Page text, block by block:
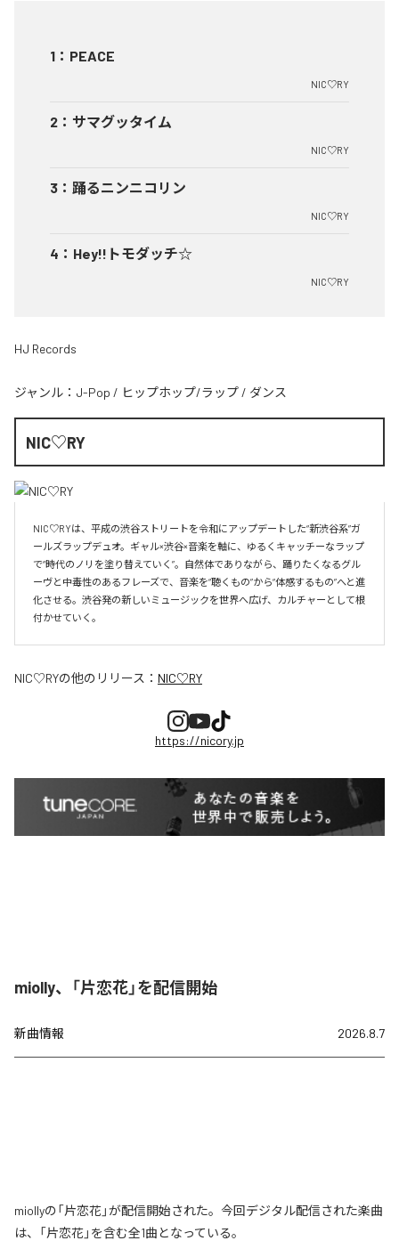
1 ： PEACE
NIC♡RY
2 ： サマグッタイム
NIC♡RY
3 ： 踊るニンニコリン
NIC♡RY
4 ： Hey!!トモダッチ☆
NIC♡RY
HJ Records
ジャンル： J-Pop / ヒップホップ/ラップ / ダンス
NIC♡RY
NIC♡RYは、平成の渋谷ストリートを令和にアップデートした“新渋谷系”ガ
ールズラップデュオ。ギャル×渋谷×音楽を軸に、ゆるくキャッチーなラップ
で“時代のノリを塗り替えていく”。自然体でありながら、踊りたくなるグル
ーヴと中毒性のあるフレーズで、音楽を“聴くもの”から“体感するもの”へと進
化させる。渋谷発の新しいミュージックを世界へ広げ、カルチャーとして根
付かせていく。
NIC♡RYの他のリリース： NIC♡RY
https://nicory.jp
miolly、「片恋花」を配信開始
新曲情報 2026.8.7
miollyの「片恋花」が配信開始された。今回デジタル配信された楽曲
は、「片恋花」を含む全1曲となっている。